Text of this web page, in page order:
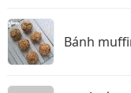
Bánh